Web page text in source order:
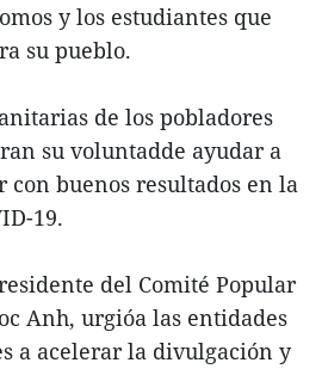
y los estudiantes que
su pueblo.
de los pobladores
su voluntadde ayudar a
con buenos resultados en la
19.
del Comité Popular
Anh, urgióa las entidades
a acelerar la divulgación y